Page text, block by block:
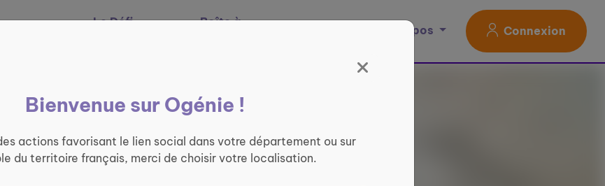
Le Défi
Boîte à
À propos Connexion
Bienvenue sur Ogénie !
actions favorisant le lien social dans votre département ou sur
du territoire français, merci de choisir votre localisation.